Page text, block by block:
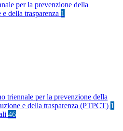
per la prevenzione della
della trasparenza 1
triennale per la prevenzione della
e della trasparenza (PTPCT) 1
46